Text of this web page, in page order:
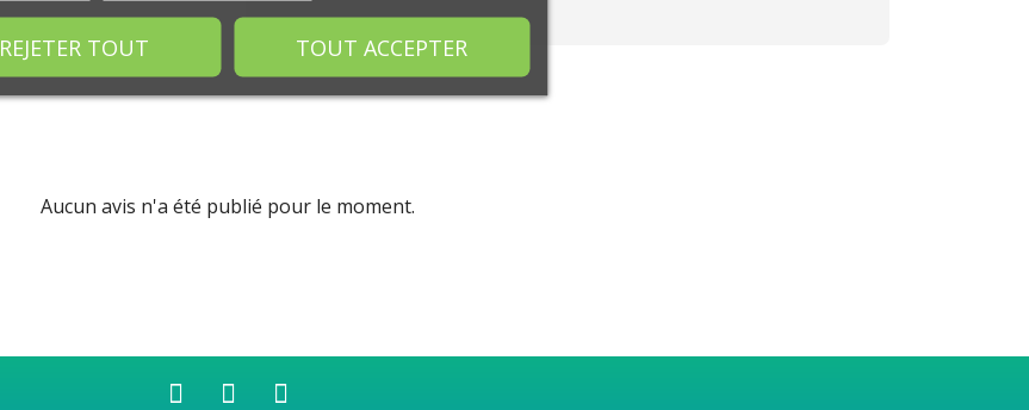
Aucun avis n'a été publié pour le moment.
REJETER TOUT TOUT ACCEPTER